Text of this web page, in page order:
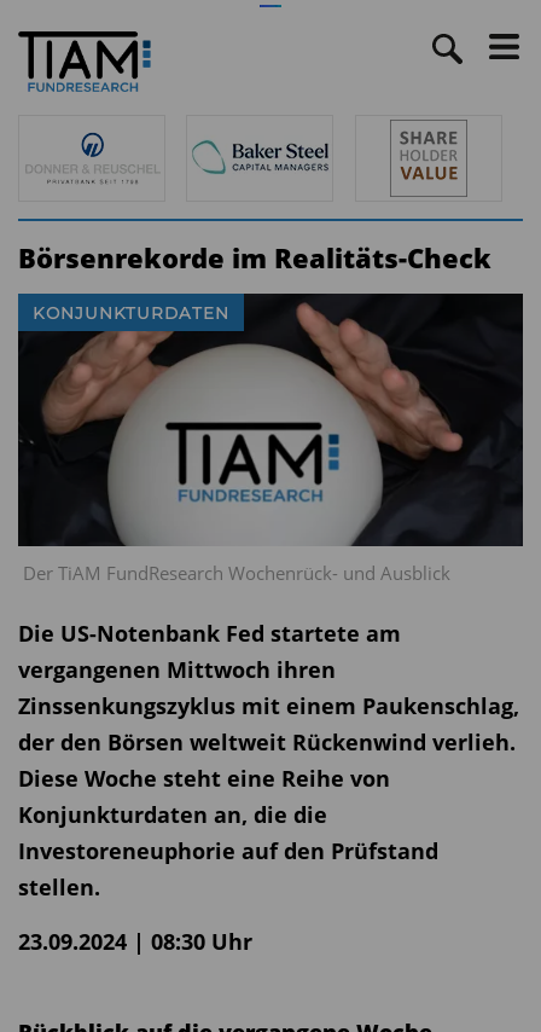
Börsenrekorde im Realitäts-Check
Der TiAM FundResearch Wochenrück- und Ausblick
KONJUNKTURDATEN
Die US-Notenbank Fed startete am
vergangenen Mittwoch ihren
Zinssenkungszyklus mit einem Paukenschlag,
der den Börsen weltweit Rückenwind verlieh.
Diese Woche steht eine Reihe von
Konjunkturdaten an, die die
Investoreneuphorie auf den Prüfstand
stellen.
23.09.2024 | 08:30 Uhr